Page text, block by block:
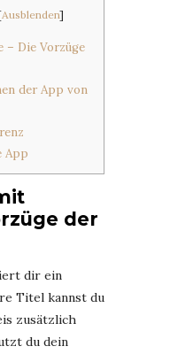
Ausblenden]
– Die Vorzüge
der App von
App
der
dir ein
Titel kannst du
zusätzlich
du dein